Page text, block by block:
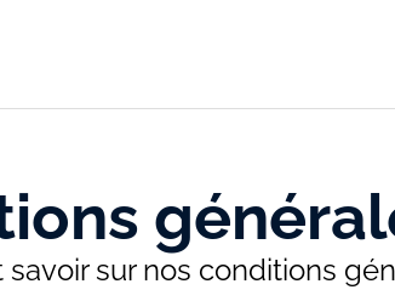
savoir sur nos conditions